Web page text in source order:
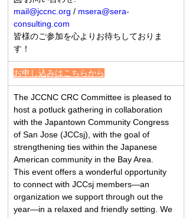
mail@jccnc.org / msera@sera-
consulting.com
皆様のご参加を心よりお待ちしておりま
す！
お申し込みはこちらから
The JCCNC CRC Committee is pleased to
host a potluck gathering in collaboration
with the Japantown Community Congress
of San Jose (JCCsj), with the goal of
strengthening ties within the Japanese
American community in the Bay Area.
This event offers a wonderful opportunity
to connect with JCCsj members—an
organization we support through out the
year—in a relaxed and friendly setting. We